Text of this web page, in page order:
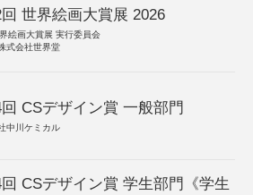
世界絵画大賞展 2026
絵画大賞展 実行委員会
式会社世界堂
CSデザイン賞 一般部門
中川ケミカル
CSデザイン賞 学生部門《学生